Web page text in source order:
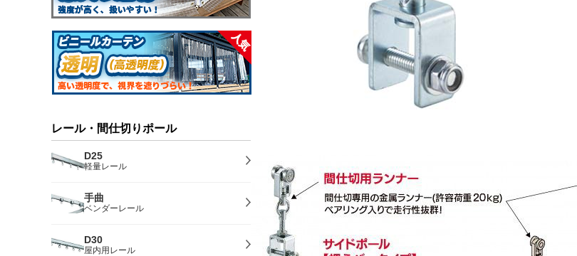
レール・間仕切りポール
D25
軽量レール
手曲
ベンダーレール
D30
屋内用レール